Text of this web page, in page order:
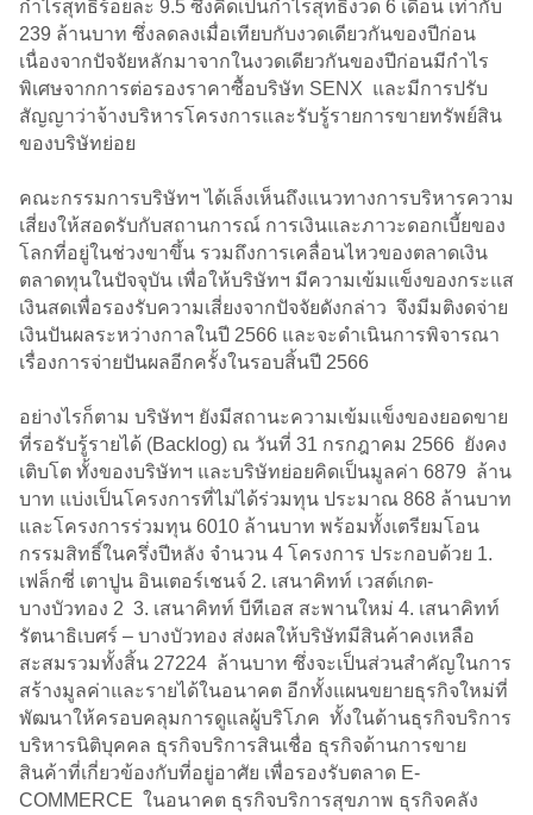
กำไรสุทธิร้อยละ 9.5 ซึ่งคิดเป็นกำไรสุทธิงวด 6 เดือน เท่ากับ
239 ล้านบาท ซึ่งลดลงเมื่อเทียบกับงวดเดียวกันของปีก่อน
เนื่องจากปัจจัยหลักมาจากในงวดเดียวกันของปีก่อนมีกำไร
พิเศษจากการต่อรองราคาซื้อบริษัท SENX และมีการปรับ
สัญญาว่าจ้างบริหารโครงการและรับรู้รายการขายทรัพย์สิน
ของบริษัทย่อย
คณะกรรมการบริษัทฯ ได้เล็งเห็นถึงแนวทางการบริหารความ
เสี่ยงให้สอดรับกับสถานการณ์ การเงินและภาวะดอกเบี้ยของ
โลกที่อยู่ในช่วงขาขึ้น รวมถึงการเคลื่อนไหวของตลาดเงิน
ตลาดทุนในปัจจุบัน เพื่อให้บริษัทฯ มีความเข้มแข็งของกระแส
เงินสดเพื่อรองรับความเสี่ยงจากปัจจัยดังกล่าว จึงมีมติงดจ่าย
เงินปันผลระหว่างกาลในปี 2566 และจะดำเนินการพิจารณา
เรื่องการจ่ายปันผลอีกครั้งในรอบสิ้นปี 2566
อย่างไรก็ตาม บริษัทฯ ยังมีสถานะความเข้มแข็งของยอดขาย
ที่รอรับรู้รายได้ (Backlog) ณ วันที่ 31 กรกฎาคม 2566 ยังคง
เติบโต ทั้งของบริษัทฯ และบริษัทย่อยคิดเป็นมูลค่า 6879 ล้าน
บาท แบ่งเป็นโครงการที่ไม่ได้ร่วมทุน ประมาณ 868 ล้านบาท
และโครงการร่วมทุน 6010 ล้านบาท พร้อมทั้งเตรียมโอน
กรรมสิทธิ์ในครึ่งปีหลัง จำนวน 4 โครงการ ประกอบด้วย 1.
เฟล็กซี่ เตาปูน อินเตอร์เชนจ์ 2. เสนาคิทท์ เวสต์เกต-
บางบัวทอง 2 3. เสนาคิทท์ บีทีเอส สะพานใหม่ 4. เสนาคิทท์
รัตนาธิเบศร์ – บางบัวทอง ส่งผลให้บริษัทมีสินค้าคงเหลือ
สะสมรวมทั้งสิ้น 27224 ล้านบาท ซึ่งจะเป็นส่วนสำคัญในการ
สร้างมูลค่าและรายได้ในอนาคต อีกทั้งแผนขยายธุรกิจใหม่ที่
พัฒนาให้ครอบคลุมการดูแลผู้บริโภค ทั้งในด้านธุรกิจบริการ
บริหารนิติบุคคล ธุรกิจบริการสินเชื่อ ธุรกิจด้านการขาย
สินค้าที่เกี่ยวข้องกับที่อยู่อาศัย เพื่อรองรับตลาด E-
COMMERCE ในอนาคต ธุรกิจบริการสุขภาพ ธุรกิจคลัง